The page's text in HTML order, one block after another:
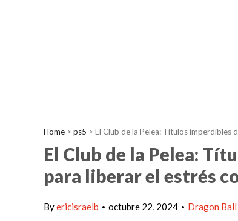
Home > ps5 > El Club de la Pelea: Títulos imperdibles
El Club de la Pelea:
para liberar el estrés
Byericisraelb • octubre 22, 2024 • Dragon